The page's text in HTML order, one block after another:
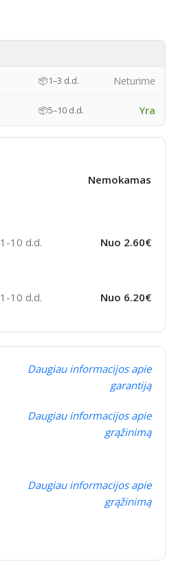
📦1–3 d.d. Neturime
📦5–10 d.d. Yra
Nemokamas
1-10 d.d. Nuo 2.60€
1-10 d.d. Nuo 6.20€
Daugiau informacijos apie
garantiją
Daugiau informacijos apie
grąžinimą
Daugiau informacijos apie
grąžinimą